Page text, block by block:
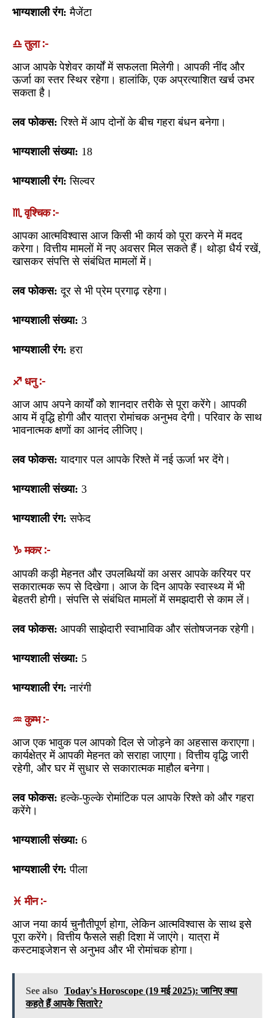
भाग्यशाली रंग: मैजेंटा
♎ तुला :-
आज आपके पेशेवर कार्यों में सफलता मिलेगी। आपकी नींद और
ऊर्जा का स्तर स्थिर रहेगा। हालांकि, एक अप्रत्याशित खर्च उभर
सकता है।
लव फोकस: रिश्ते में आप दोनों के बीच गहरा बंधन बनेगा।
भाग्यशाली संख्या: 18
भाग्यशाली रंग: सिल्वर
♏ वृश्चिक :-
आपका आत्मविश्वास आज किसी भी कार्य को पूरा करने में मदद
करेगा। वित्तीय मामलों में नए अवसर मिल सकते हैं। थोड़ा धैर्य रखें,
खासकर संपत्ति से संबंधित मामलों में।
लव फोकस: दूर से भी प्रेम प्रगाढ़ रहेगा।
भाग्यशाली संख्या: 3
भाग्यशाली रंग: हरा
♐ धनु :-
आज आप अपने कार्यों को शानदार तरीके से पूरा करेंगे। आपकी
आय में वृद्धि होगी और यात्रा रोमांचक अनुभव देगी। परिवार के साथ
भावनात्मक क्षणों का आनंद लीजिए।
लव फोकस: यादगार पल आपके रिश्ते में नई ऊर्जा भर देंगे।
भाग्यशाली संख्या: 3
भाग्यशाली रंग: सफेद
♑ मकर :-
आपकी कड़ी मेहनत और उपलब्धियों का असर आपके करियर पर
सकारात्मक रूप से दिखेगा। आज के दिन आपके स्वास्थ्य में भी
बेहतरी होगी। संपत्ति से संबंधित मामलों में समझदारी से काम लें।
लव फोकस: आपकी साझेदारी स्वाभाविक और संतोषजनक रहेगी।
भाग्यशाली संख्या: 5
भाग्यशाली रंग: नारंगी
♒ कुम्भ :-
आज एक भावुक पल आपको दिल से जोड़ने का अहसास कराएगा।
कार्यक्षेत्र में आपकी मेहनत को सराहा जाएगा। वित्तीय वृद्धि जारी
रहेगी, और घर में सुधार से सकारात्मक माहौल बनेगा।
लव फोकस: हल्के-फुल्के रोमांटिक पल आपके रिश्ते को और गहरा
करेंगे।
भाग्यशाली संख्या: 6
भाग्यशाली रंग: पीला
♓ मीन :-
आज नया कार्य चुनौतीपूर्ण होगा, लेकिन आत्मविश्वास के साथ इसे
पूरा करेंगे। वित्तीय फैसले सही दिशा में जाएंगे। यात्रा में
कस्टमाइजेशन से अनुभव और भी रोमांचक होगा।
See also Today's Horoscope (19 मई 2025): जानिए क्या
कहते हैं आपके सितारे?